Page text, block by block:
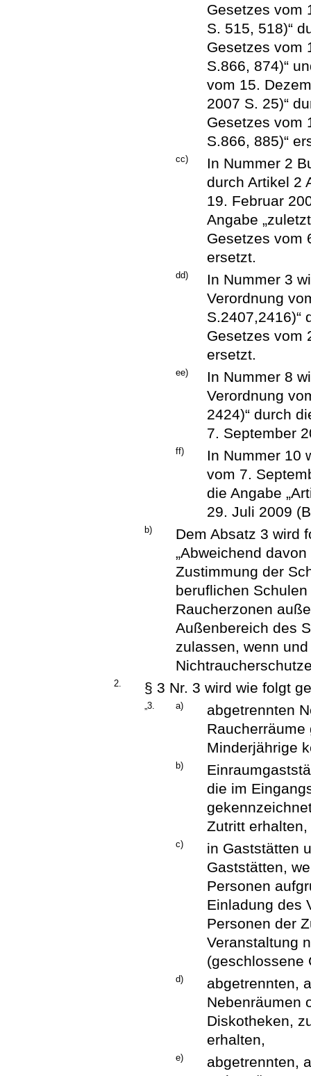
Gesetzes vom
S. 515, 518)“
Gesetzes vom
S.866, 874)“
vom 15.
2007 S. 25)“
Gesetzes vom
S.866, 885)“
cc)
In Nummer 2
durch Artikel 2
19. Februar
Angabe
Gesetzes vom
ersetzt.
dd)
In Nummer 3
Verordnung
S.2407,2416)“
Gesetzes vom
ersetzt.
ee)
In Nummer 8
Verordnung
2424)“ durch
7. September
ff)
In Nummer 10
vom 7.
die Angabe
29. Juli 2009
b)
Dem Absatz 3 wird
„Abweichend
Zustimmung der
beruflichen
Raucherzonen
Außenbereich des
zulassen, wenn
2. § 3 Nr. 3 wird wie folgt
„3. a)
abgetrennten
Minderjährige
b)
die im
Zutritt erhalten,
c)
in Gaststätten
Gaststätten,
Personen
Einladung des
Personen der
Veranstaltung
(geschlossene
d)
abgetrennten,
Nebenräumen
Diskotheken,
erhalten,
e)
abgetrennten,